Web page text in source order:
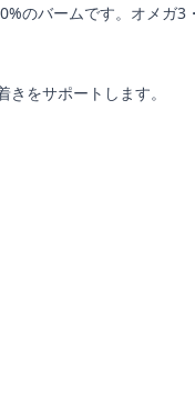
のバームです。オメガ
をサポートします。